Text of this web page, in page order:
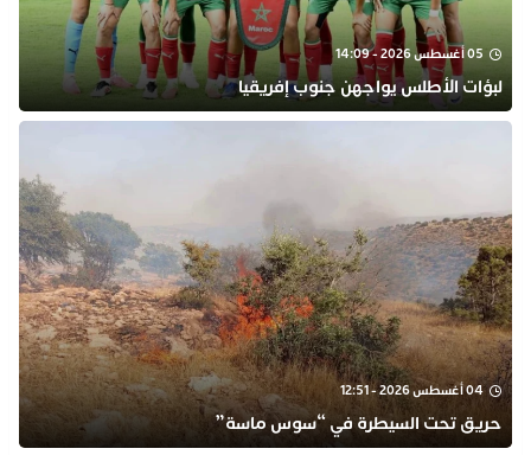
05 أغسطس 2026 - 14:09
لبؤات الأطلس يواجهن جنوب إفريقيا
04 أغسطس 2026 - 12:51
حريق تحت السيطرة في “سوس ماسة”